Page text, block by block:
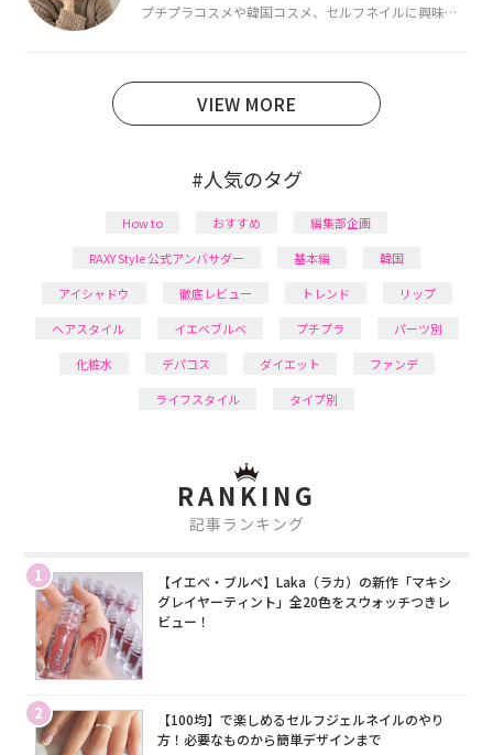
プチプラコスメや韓国コスメ、セルフネイルに興味が
日本化粧品検定1級保有。
VIEW MORE
#人気のタグ
How to おすすめ
編集部企画
RAXY Style 公式アンバサダー
基本編
韓国
アイシャドウ
徹底レビュー トレンド
リップ
ヘアスタイル
イエベブルベ プチプラ
パーツ別
化粧水
デパコス ダイエット
ファンデ
ライフスタイル
タイプ別
RANKING
記事ランキング
1
【イエベ・ブルベ】Laka（ラカ）の新作「マキシ
グレイヤーティント」全20色をスウォッチつきレ
ビュー！
2
【100均】で楽しめるセルフジェルネイルのやり
方！必要なものから簡単デザインまで